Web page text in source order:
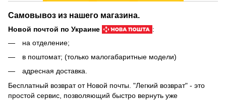
Самовывоз из нашего магазина.
Новой почтой по Украине
:
на отделение;
в поштомат; (только малогабаритные модели)
адресная доставка.
Бесплатный возврат от Новой почты. "Легкий возврат" - это
простой сервис, позволяющий быстро вернуть уже